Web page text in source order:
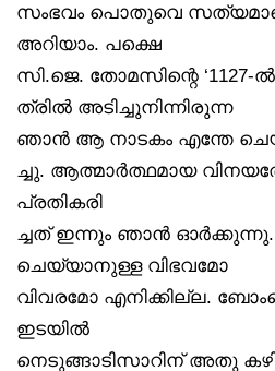
സംഭവം പൊതുവെ
അറിയാം. പക്ഷെ
സി.ജെ. തോമസിന്റെ ‘1127-
ത്രിൽ അടിച്ചുനിന്നിരുന്ന
ഞാൻ ആ നാടകം എന്തേ
ച്ചു. ആത്മാർത്ഥമായ
പ്രതികരി
ച്ചത് ഇന്നും ഞാൻ
ചെയ്യാനുള്ള വിഭവമോ
വിവരമോ എനിക്കില്ല.
ഇടയിൽ
നെടുങ്ങാടിസാറിന് അതു